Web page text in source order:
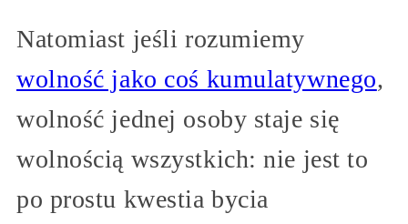
Natomiast jeśli rozumiemy
wolność jako coś kumulatywnego,
wolność jednej osoby staje się
wolnością wszystkich: nie jest to
po prostu kwestia bycia